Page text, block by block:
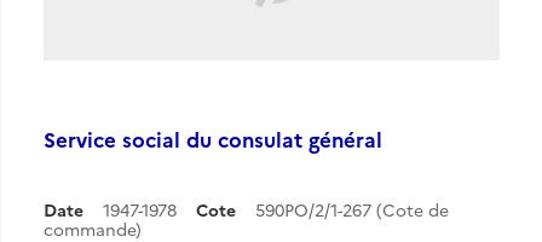
Service social du consulat général
Date 1947-1978 Cote
590PO/2/1-267 (Cote de
commande)